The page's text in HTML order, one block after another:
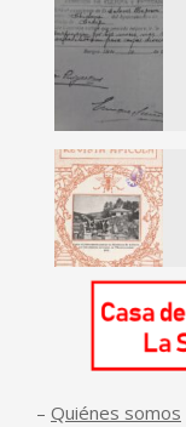
– Quiénes somos